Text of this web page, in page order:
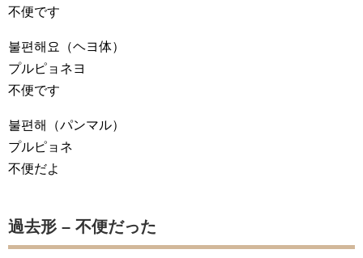
不便です
불편해요
（ヘヨ体）
プルピョネヨ
不便です
불편해
（パンマル）
プルピョネ
不便だよ
過去形 – 不便だった